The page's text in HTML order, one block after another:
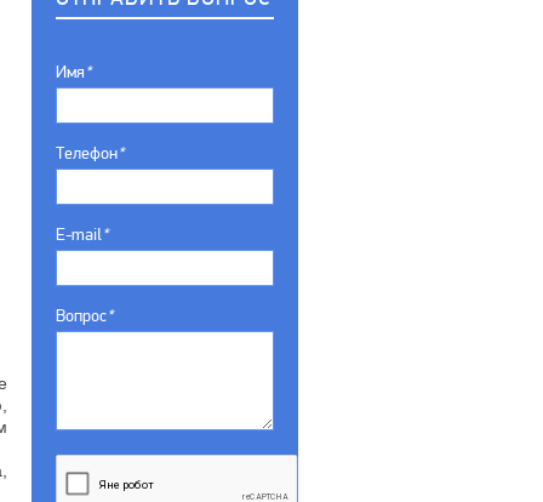
Имя*
Телефон*
E-mail*
Вопрос*